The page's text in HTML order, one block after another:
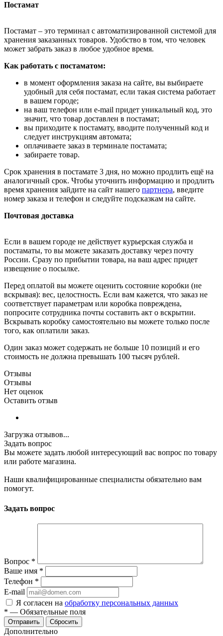
Постамат
Постамат – это терминал с автоматизированной системой для
хранения заказанных товаров. Удобство в том, что человек
может забрать заказ в любое удобное время.
Как работать с постаматом:
в момент оформления заказа на сайте, вы выбираете
удобный для себя постамат, если такая система работает
в вашем городе;
на ваш телефон или e-mail придет уникальный код, это
значит, что товар доставлен в постамат;
вы приходите к постамату, вводите полученный код и
следует инструкциям автомата;
оплачиваете заказ в терминале постамата;
забираете товар.
Срок хранения в постамате 3 дня, но можно продлить ещё на
аналогичный срок. Чтобы уточнить информацию и продлить
время хранения зайдите на сайт нашего партнера, введите
номер заказа и телефон и следуйте подсказкам на сайте.
Почтовая доставка
Если в вашем городе не действует курьерская служба и
постаматы, то вы можете заказать доставку через почту
России. Сразу по прибытии товара, на ваш адрес придет
извещение о посылке.
Перед оплатой вы можете оценить состояние коробки (не
вскрывая): вес, целостность. Если вам кажется, что заказ не
соответствует параметрам или коробка повреждена,
попросите сотрудника почты составить акт о вскрытии.
Вскрывать коробку самостоятельно вы можете только после
того, как оплатили заказ.
Один заказ может содержать не больше 10 позиций и его
стоимость не должна превышать 100 тысяч рублей.
Отзывы
Отзывы
Нет оценок
Оставить отзыв
Загрузка отзывов...
Задать вопрос
Вы можете задать любой интересующий вас вопрос по товару
или работе магазина.
Наши квалифицированные специалисты обязательно вам
помогут.
Задать вопрос
Вопрос *
Ваше имя *
Телефон *
E-mail
Я согласен на обработку персональных данных
* — Обязательные поля
Отправить Сбросить
Дополнительно